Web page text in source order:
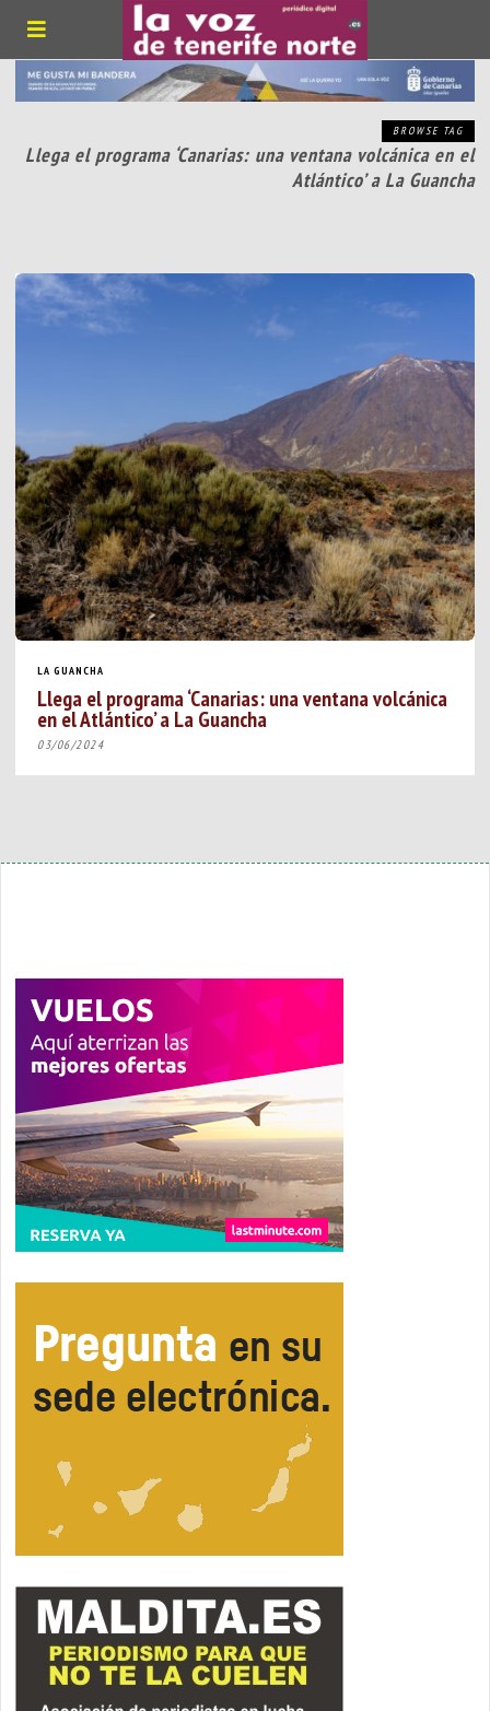
BROWSE TAG
Llega el programa ‘Canarias: una ventana volcánica en el
Atlántico’ a La Guancha
LA GUANCHA
Llega el programa ‘Canarias: una ventana volcánica
en el Atlántico’ a La Guancha
03/06/2024